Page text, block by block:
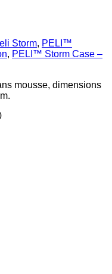
Storm, PELI™
, PELI™ Storm Case –
mousse, dimensions